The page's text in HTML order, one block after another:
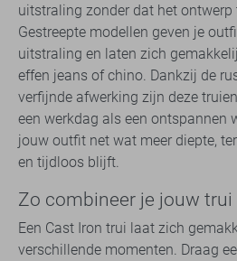
uitstraling zonder dat het ontwerp
Gestreepte modellen geven je
uitstraling en laten zich
effen jeans of chino. Dankzij de
verfijnde afwerking zijn deze
een werkdag als een ontspannen
jouw outfit net wat meer diepte,
en tijdloos blijft.
Zo combineer je jouw trui
Een Cast Iron trui laat zich
verschillende momenten. Draag